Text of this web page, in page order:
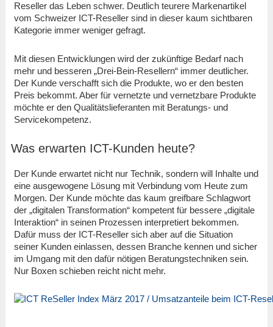
Reseller das Leben schwer. Deutlich teurere Markenartikel
vom Schweizer ICT-Reseller sind in dieser kaum sichtbaren
Kategorie immer weniger gefragt.
Mit diesen Entwicklungen wird der zukünftige Bedarf nach
mehr und besseren „Drei-Bein-Resellern“ immer deutlicher.
Der Kunde verschafft sich die Produkte, wo er den besten
Preis bekommt. Aber für vernetzte und vernetzbare Produkte
möchte er den Qualitätslieferanten mit Beratungs- und
Servicekompetenz.
Was erwarten ICT-Kunden heute?
Der Kunde erwartet nicht nur Technik, sondern will Inhalte und
eine ausgewogene Lösung mit Verbindung vom Heute zum
Morgen. Der Kunde möchte das kaum greifbare Schlagwort
der „digitalen Transformation“ kompetent für bessere „digitale
Interaktion“ in seinen Prozessen interpretiert bekommen.
Dafür muss der ICT-Reseller sich aber auf die Situation
seiner Kunden einlassen, dessen Branche kennen und sicher
im Umgang mit den dafür nötigen Beratungstechniken sein.
Nur Boxen schieben reicht nicht mehr.